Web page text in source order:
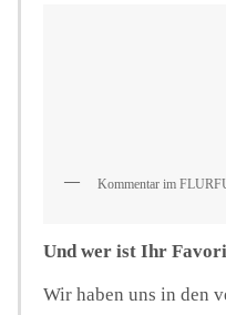
Kommentar im
Und wer ist Ihr
Wir haben uns in den